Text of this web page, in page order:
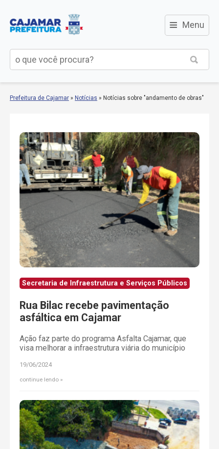
≡ Menu
Prefeitura de Cajamar » Notícias » Notícias sobre "andamento de obras"
Secretaria de Infraestrutura e Serviços Públicos
Rua Bilac recebe pavimentação
asfáltica em Cajamar
Ação faz parte do programa Asfalta Cajamar, que
visa melhorar a infraestrutura viária do município
19/06/2024
continue lendo